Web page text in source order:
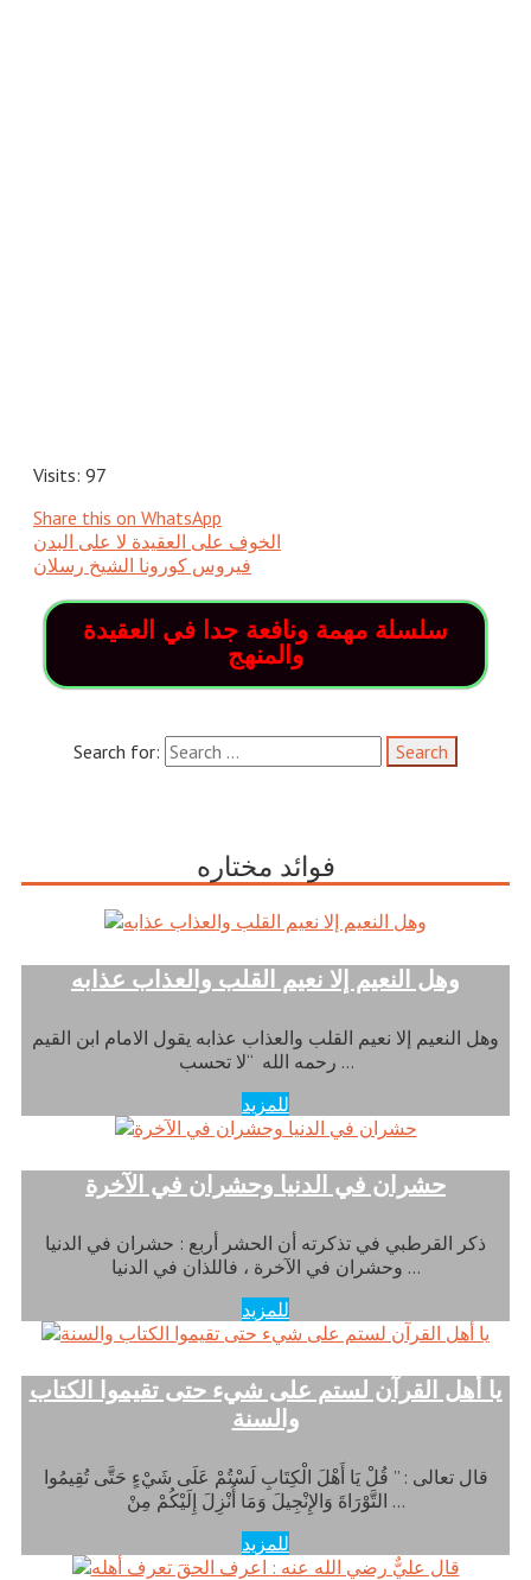
Visits: 97
Share this on WhatsApp
فيروس كورونا الشيخ رسلان
سلسلة مهمة ونافعة جدا في العقيدة
والمنهج
Search for:
فوائد مختاره
وهل النعيم إلا نعيم القلب والعذاب عذابه
وهل النعيم إلا نعيم القلب والعذاب عذابه يقول الامام ابن القيم
رحمه الله “لا تحسب …
للمزيد
حشران في الدنيا وحشران في الآخرة
ذكر القرطبي في تذكرته أن الحشر أربع : حشران في الدنيا
وحشران في الآخرة ، فاللذان في الدنيا …
للمزيد
يا أهل القرآن لستم على شيء حتى تقيموا الكتاب
والسنة
قال تعالى : ” قُلْ يَا أَهْلَ الْكِتَابِ لَسْتُمْ عَلَى شَيْءٍ حَتَّى تُقِيمُوا
التَّوْرَاةَ وَالإِنْجِيلَ وَمَا أُنْزِلَ إِلَيْكُمْ مِنْ …
للمزيد